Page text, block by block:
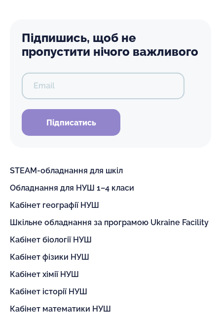
Підпишись, щоб не
пропустити нічого важливого
Email
Підписатись
STEAM-обладнання для шкіл
Обладнання для НУШ 1–4 класи
Кабінет географії НУШ
Шкільне обладнання за програмою Ukraine Facility
Кабінет біології НУШ
Кабінет фізики НУШ
Кабінет хімії НУШ
Кабінет історії НУШ
Кабінет математики НУШ